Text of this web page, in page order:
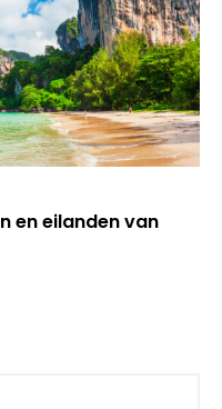
en eilanden van